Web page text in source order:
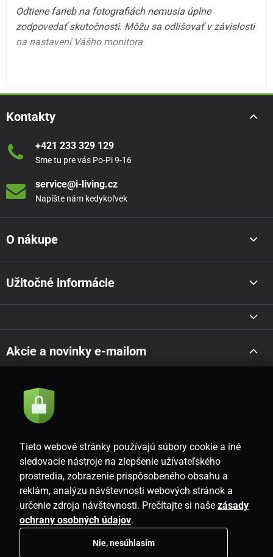
Odtiene farieb na fotografiách nemusia úplne
zodpovedať skutočnosti. Môžu sa odlišovať v závislosti
na nastavení Vášho monitora.
Kontakty
+421 233 329 129
Sme tu pre vás Po-Pi 9-16
service@i-living.cz
Napíšte nám kedykoľvek
O nákupe
Užitočné informácie
Akcie a novinky e-mailom
Súhlasím so
SK
Tieto webové stránky používajú súbory cookie a iné
sledovacie nástroje na zlepšenie užívateľského
prostredia, zobrazenie prispôsobeného obsahu a
reklám, analýzu návštevnosti webových stránok a
určenie zdroja návštevnosti. Prečítajte si naše zásady
ochrany osobných údajov.
Nie, nesúhlasím